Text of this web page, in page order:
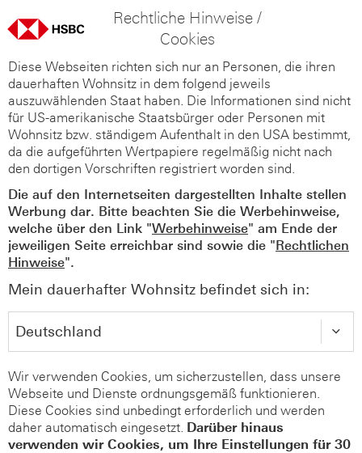
Rechtliche Hinweise /
Cookies
Diese Webseiten richten sich nur an Personen, die ihren
dauerhaften Wohnsitz in dem folgend jeweils
auszuwählenden Staat haben. Die Informationen sind nicht
für US-amerikanische Staatsbürger oder Personen mit
Wohnsitz bzw. ständigem Aufenthalt in den USA bestimmt,
da die aufgeführten Wertpapiere regelmäßig nicht nach
den dortigen Vorschriften registriert worden sind.
Die auf den Internetseiten dargestellten Inhalte stellen
Werbung dar. Bitte beachten Sie die Werbehinweise,
welche über den Link "Werbehinweise" am Ende der
jeweiligen Seite erreichbar sind sowie die "Rechtlichen
Hinweise".
Mein dauerhafter Wohnsitz befindet sich in:
Wir verwenden Cookies, um sicherzustellen, dass unsere
Webseite und Dienste ordnungsgemäß funktionieren.
Diese Cookies sind unbedingt erforderlich und werden
daher automatisch eingesetzt. Darüber hinaus
verwenden wir Cookies, um Ihre Einstellungen für 30